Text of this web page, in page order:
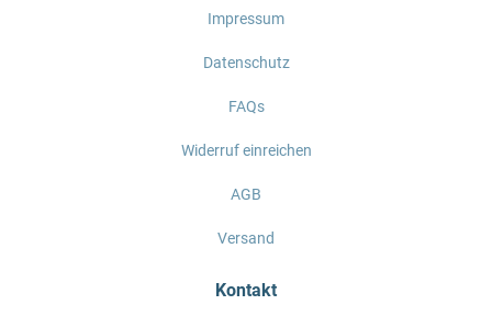
Impressum
Datenschutz
FAQs
Widerruf einreichen
AGB
Versand
Kontakt